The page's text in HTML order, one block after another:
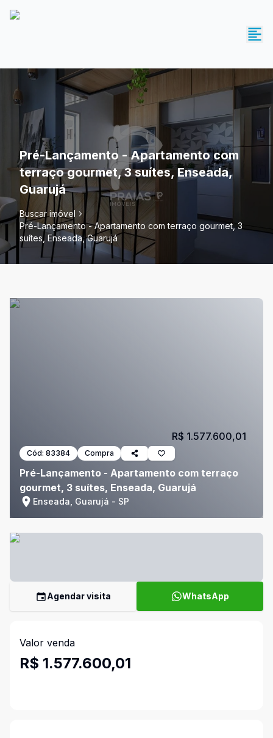
Pré-Lançamento - Apartamento com
terraço gourmet, 3 suítes, Enseada,
Guarujá
Buscar imóvel
Pré-Lançamento - Apartamento com terraço gourmet, 3
suítes, Enseada, Guarujá
Cód: 83384 Compra
Pré-Lançamento - Apartamento com terraço
gourmet, 3 suítes, Enseada, Guarujá
Enseada, Guarujá - SP
R$ 1.577.600,01
Agendar visita WhatsApp
Valor venda
R$ 1.577.600,01